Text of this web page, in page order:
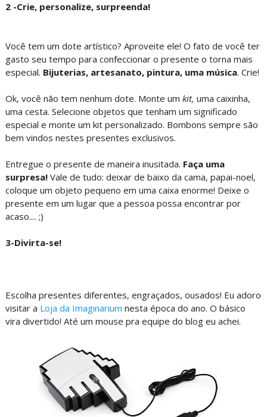
2 -Crie, personalize, surpreenda!
Você tem um dote artístico? Aproveite ele! O fato de você ter
gasto seu tempo para confeccionar o presente o torna mais
especial. Bijuterias, artesanato, pintura, uma música. Crie!
Ok, você não tem nenhum dote. Monte um kit, uma caixinha,
uma cesta. Selecione objetos que tenham um significado
especial e monte um kit personalizado. Bombons sempre são
bem vindos nestes presentes exclusivos.
Entregue o presente de maneira inusitada. Faça uma
surpresa!Vale de tudo: deixar de baixo da cama, papai-noel,
coloque um objeto pequeno em uma caixa enorme! Deixe o
presente em um lugar que a pessoa possa encontrar por
acaso.... ;)
3-Divirta-se!
Escolha presentes diferentes, engraçados, ousados! Eu adoro
visitar a Loja da Imaginarium nesta época do ano. O básico
vira divertido! Até um mouse pra equipe do blog eu achei.